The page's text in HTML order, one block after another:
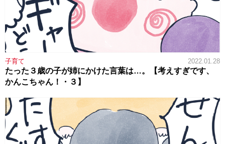
子育て 2022.01.28
たった３歳の子が姉にかけた言葉は…。【考えすぎです、
かんこちゃん！・３】